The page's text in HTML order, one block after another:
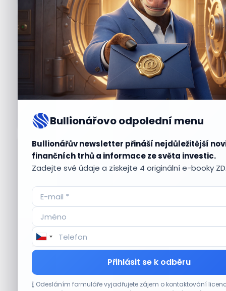
Bullionářovo odpolední menu
Bullionářův newsletter přináší nejdůležitější
finančních trhů a informace ze světa investic.
Zadejte své údaje a získejte 4 originální e-booky
Přihlásit se k odběru
Odesláním formuláře vyjadřujete zájem o kontaktování
Aktuálnípříležitosti
Plány Starlinku srazily akcie T-Mobile, AT&T